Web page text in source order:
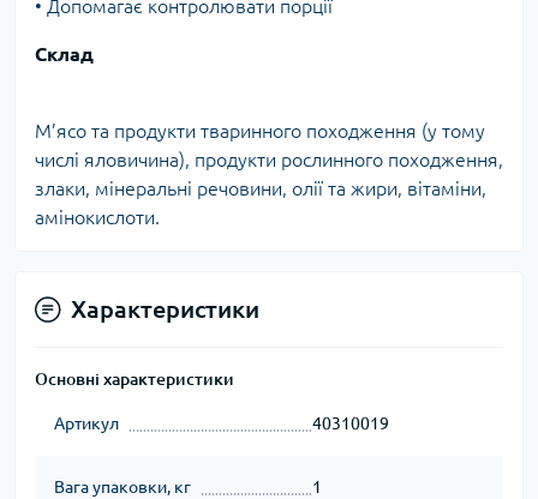
• Допомагає контролювати порції
Склад
М’ясо та продукти тваринного походження (у тому
числі яловичина), продукти рослинного походження,
злаки, мінеральні речовини, олії та жири, вітаміни,
амінокислоти.
Характеристики
Основні характеристики
Артикул 40310019
Вага упаковки, кг 1